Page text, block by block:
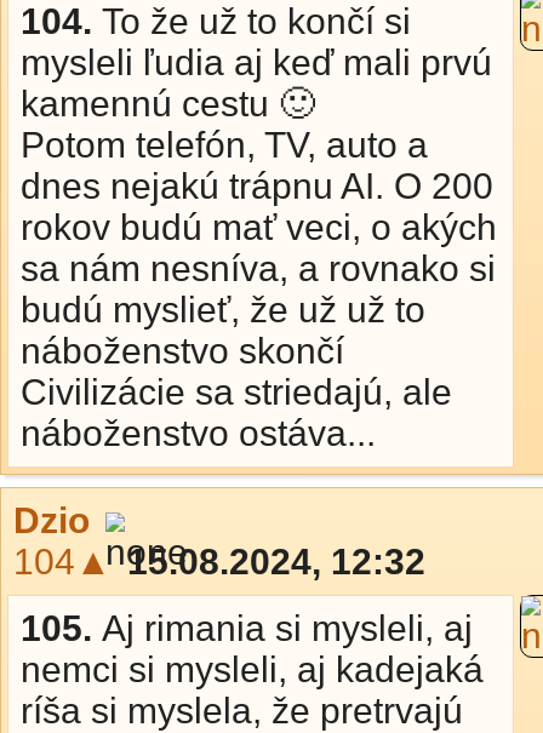
104. To že už to končí si
mysleli ľudia aj keď mali prvú
kamennú cestu 🙂
Potom telefón, TV, auto a
dnes nejakú trápnu AI. O 200
rokov budú mať veci, o akých
sa nám nesníva, a rovnako si
budú myslieť, že už už to
náboženstvo skončí
Civilizácie sa striedajú, ale
náboženstvo ostáva...
Dzio
104▲ 15.08.2024, 12:32
105. Aj rimania si mysleli, aj
nemci si mysleli, aj kadejaká
ríša si myslela, že pretrvajú